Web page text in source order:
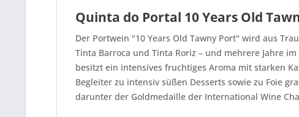
Quinta do Portal 10 Years Old
Der Portwein "10 Years Old Tawny Port" wird aus
Tinta Barroca und Tinta Roriz – und mehrere Jahre
besitzt ein intensives fruchtiges Aroma mit starken
Begleiter zu intensiv süßen Desserts sowie zu Foie
darunter der Goldmedaille der International Wine